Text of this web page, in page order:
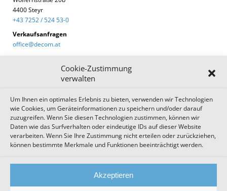
Cookie-Zustimmung
verwalten
Um Ihnen ein optimales Erlebnis zu bieten, verwenden wir Technologien
wie Cookies, um Geräteinformationen zu speichern und/oder darauf
zuzugreifen. Wenn Sie diesen Technologien zustimmen, können wir
Daten wie das Surfverhalten oder eindeutige IDs auf dieser Website
verarbeiten. Wenn Sie Ihre Zustimmung nicht erteilen oder zurückziehen,
können bestimmte Merkmale und Funktionen beeinträchtigt werden.
Akzeptieren
4400 Steyr
+43 7252 / 524 53-0
Verkaufsanfragen
office@decom.at
DECOM News
Zum Newsletter anmelden!